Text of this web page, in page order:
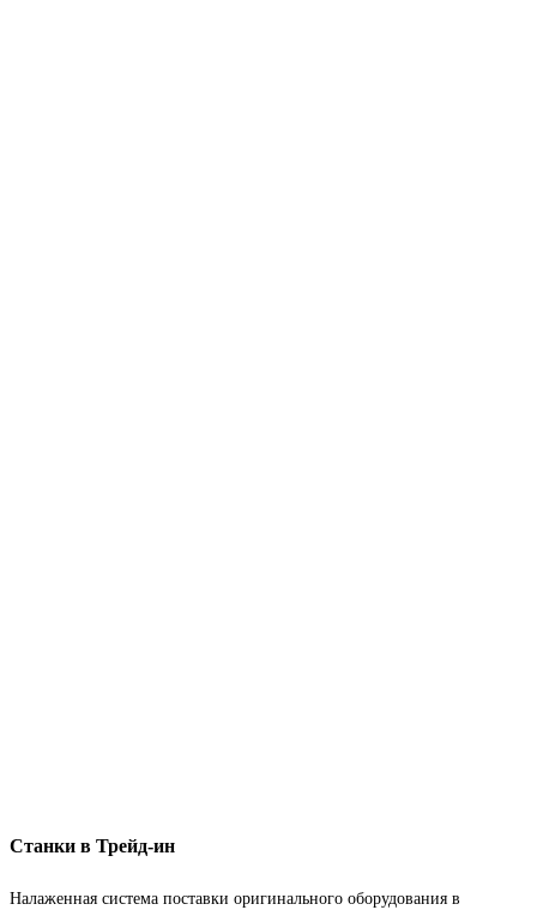
Станки в Трейд-ин
Налаженная система поставки оригинального оборудования в